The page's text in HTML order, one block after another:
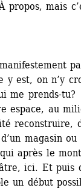
propos, mais
y est, on n’y
me prends-tu?
espace, au
reconstruire,
magasin ou
après le
ici. Et puis
un début